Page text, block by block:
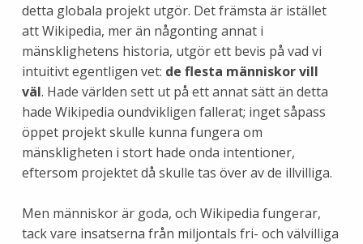
detta globala projekt utgör. Det främsta är istället
att Wikipedia, mer än någonting annat i
mänsklighetens historia, utgör ett bevis på vad vi
intuitivt egentligen vet: de flesta människor vill
väl. Hade världen sett ut på ett annat sätt än detta
hade Wikipedia oundvikligen fallerat; inget såpass
öppet projekt skulle kunna fungera om
mänskligheten i stort hade onda intentioner,
eftersom projektet då skulle tas över av de illvilliga.
Men människor är goda, och Wikipedia fungerar,
tack vare insatserna från miljontals fri- och välvilliga